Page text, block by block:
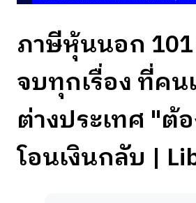
ภาษีหุ้นนอก
จบทุกเรื่อง ที่ค
ต่างประเทศ "ต้
โอนเงินกลับ |